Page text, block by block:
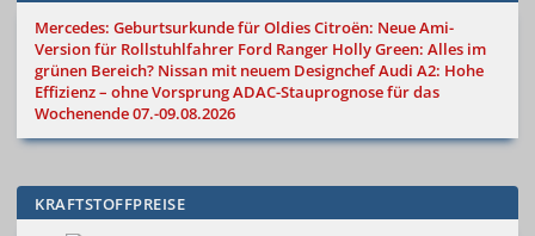
Mercedes: Geburtsurkunde für OldiesCitroën: Neue Ami-
Version für Rollstuhlfahrer Ford Ranger Holly Green: Alles im
grünen Bereich? Nissan mit neuem DesignchefAudi A2: Hohe
Effizienz – ohne VorsprungADAC-Stauprognose für das
Wochenende 07.-09.08.2026
KRAFTSTOFFPREISE